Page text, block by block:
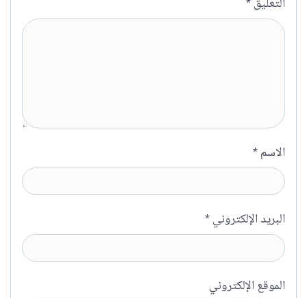
التعليق*
الاسم*
البريد الإلكتروني*
الموقع الإلكتروني